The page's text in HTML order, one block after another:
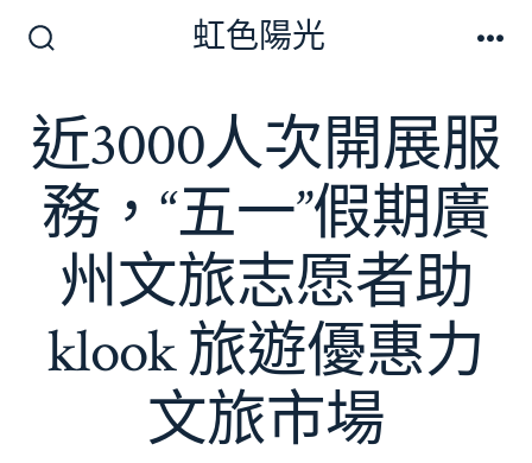
切
換
開
關
虹色陽光
近3000人次開展服
務，“五一”假期廣
州文旅志愿者助
klook 旅遊優惠力
文旅市場